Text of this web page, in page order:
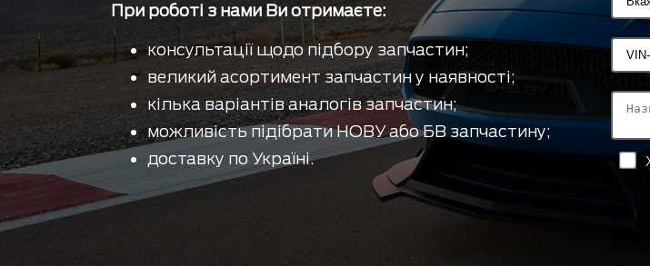
При роботі з нами Ви отримаєте:
консультації щодо підбору запчастин;
великий асортимент запчастин у наявності;
кілька варіантів аналогів запчастин;
можливість підібрати НОВУ або БВ запчастину;
доставку по Україні.